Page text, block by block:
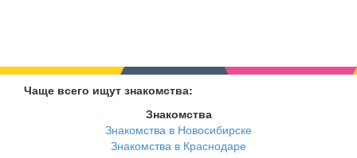
Чаще всего ищут знакомства:
Знакомства
Знакомства в Новосибирске
Знакомства в Краснодаре